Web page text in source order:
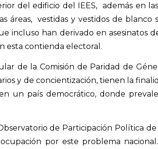
del edificio del IEES, además en
áreas,
vestidas y vestidos de blanco
incluso han derivado en asesinatos
esta contienda electoral.
de la Comisión de Paridad de
y de concientización, tienen la
un país democrático, donde
de Participación Política de
por este problema